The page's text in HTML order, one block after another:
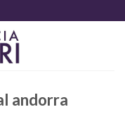
andorra